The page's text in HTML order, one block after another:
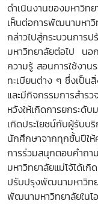
ดำเนินงานของมหาวิท
เห็นต่อการพัฒนามหาวิ
กล่าวไปสู่กระบวนกา
มหาวิทยาลัยต่อไป นอ
ความรู้ สอนการใช้งาน
ทะเบียนต่าง ๆ ซึ่งเป็น
และมีกิจกรรมการสำร
หวังให้เกิดการยกระดั
เกิดประโยชน์กับผู้รับบ
นักศึกษาจากทุกชั้นปีให้
การร่วมสนุกตอบคำถา
มหาวิทยาลัยแม่โจ้ได้เ
ปรับปรุงพัฒนามหาวิทย
พัฒนามหาวิทยาลัยใน